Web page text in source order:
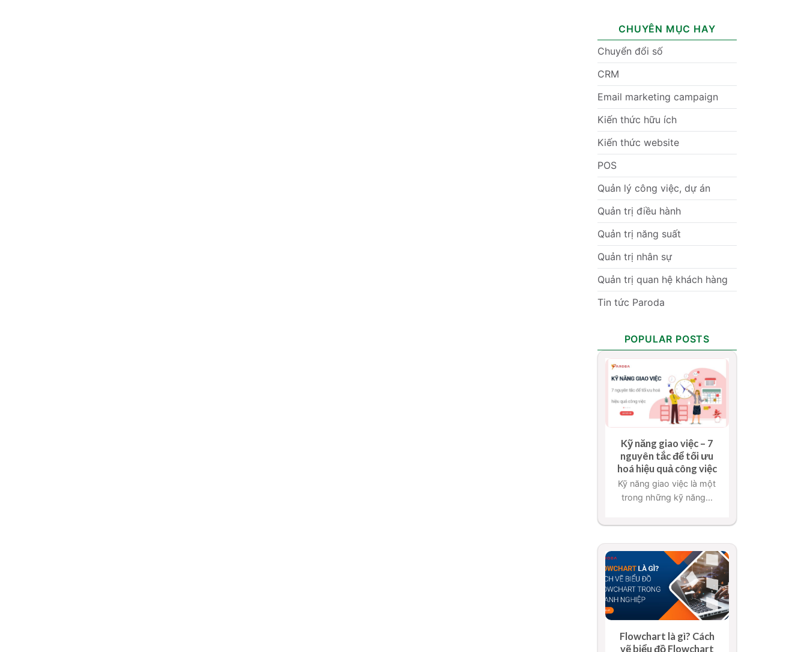
CHUYÊN MỤC HAY
Chuyển đổi số
CRM
Email marketing campaign
Kiến thức hữu ích
Kiến thức website
POS
Quản lý công việc, dự án
Quản trị điều hành
Quản trị năng suất
Quản trị nhân sự
Quản trị quan hệ khách hàng
Tin tức Paroda
POPULAR POSTS
Kỹ năng giao việc – 7
nguyên tắc để tối ưu
hoá hiệu quả công việc
Kỹ năng giao việc là một
trong những kỹ năng...
Flowchart là gì? Cách
vẽ biểu đồ Flowchart